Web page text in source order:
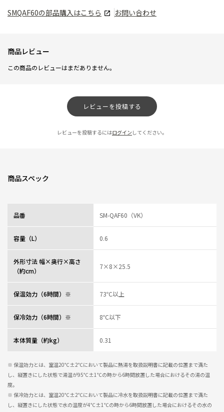
SMQAF60の部品購入はこちら お問い合わせ
商品レビュー
この商品のレビューはまだありません。
レビューを投稿する
レビューを投稿するにはログイン してください。
商品スペック
品番 SM-QAF60（VK）
容量（L） 0.6
外形寸法 幅×奥行×高さ
（約cm）
7×8×25.5
保温効力（6時間）※ 73℃以上
保冷効力（6時間）※ 8℃以下
本体質量（約kg） 0.31
※ 保温効力とは、室温20℃±2℃において製品に熱湯を取扱説明書に記載の位置まで満た
し、縦置きにした状態で湯温が95℃±1℃の時から6時間放置した場合におけるその湯の温
度。
※ 保冷効力とは、室温20℃±2℃において製品に冷水を取扱説明書に記載の位置まで満た
し、縦置きにした状態で水の温度が4℃±1℃の時から6時間放置した場合におけるその水の